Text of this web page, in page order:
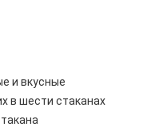
и вкусные
в шести стаканах